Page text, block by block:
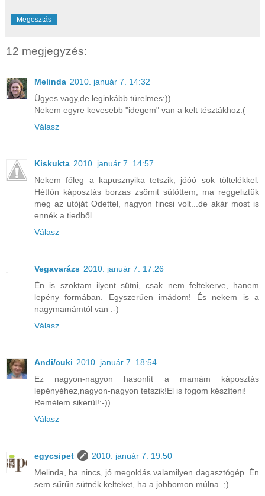
Megosztás
12 megjegyzés:
Melinda 2010. január 7. 14:32
Ügyes vagy,de leginkább türelmes:))
Nekem egyre kevesebb "idegem" van a kelt tésztákhoz:(
Válasz
Kiskukta 2010. január 7. 14:57
Nekem főleg a kapusznyika tetszik, jóóó sok töltelékkel.
Hétfőn káposztás borzas zsömit sütöttem, ma reggeliztük
meg az utóját Odettel, nagyon fincsi volt...de akár most is
ennék a tiedből.
Válasz
Vegavarázs 2010. január 7. 17:26
Én is szoktam ilyent sütni, csak nem feltekerve, hanem
lepény formában. Egyszerűen imádom! És nekem is a
nagymamámtól van :-)
Válasz
Andi/cuki 2010. január 7. 18:54
Ez nagyon-nagyon hasonlít a mamám káposztás
lepényéhez,nagyon-nagyon tetszik!El is fogom készíteni!
Remélem sikerül!:-))
Válasz
egycsipet
2010. január 7. 19:50
Melinda, ha nincs, jó megoldás valamilyen dagasztógép. Én
sem sűrűn sütnék kelteket, ha a jobbomon múlna. ;)